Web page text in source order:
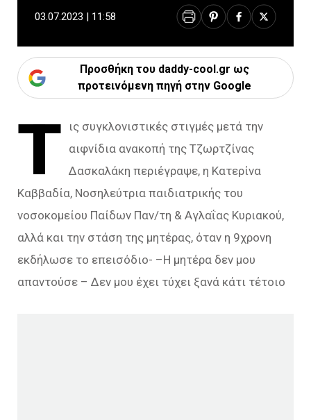
03.07.2023 | 11:58
Προσθήκη του daddy-cool.gr ως
προτεινόμενη πηγή στην Google
Τ
ις συγκλονιστικές στιγμές μετά την
αιφνίδια ανακοπή της Τζωρτζίνας
Δασκαλάκη περιέγραψε, η Κατερίνα
Καββαδία, Νοσηλεύτρια παιδιατρικής του
νοσοκομείου Παίδων Παν/τη & Αγλαΐας Κυριακού,
αλλά και την στάση της μητέρας, όταν η 9χρονη
εκδήλωσε το επεισόδιο- –Η μητέρα δεν μου
απαντούσε – Δεν μου έχει τύχει ξανά κάτι τέτοιο